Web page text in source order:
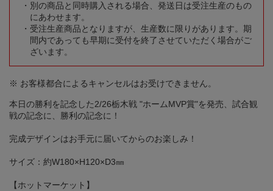
別の商品と同時購入される場合、発送日は受注生産のもの
にあわせます。
受注生産商品となりますが、生産数に限りがあります。期
間内であっても早期に受付を終了させていただく場合がご
ざいます。
※ お客様都合によるキャンセルはお受けできません。
本日の勝利を記念した2/26栃木戦 "ホームMVP賞"を発売、試合観
戦の記念に、勝利の記念に！
完成デザインはお手元に届いてからのお楽しみ！
サイズ：約W180×H120×D3㎜
【ホットマーケット】